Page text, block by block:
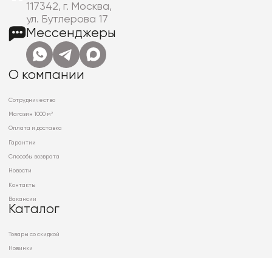
117342, г. Москва,
ул. Бутлерова 17
Мессенджеры
О компании
Сотрудничество
Магазин 1000 м²
Оплата и доставка
Гарантии
Способы возврата
Новости
Контакты
Вакансии
Каталог
Товары со скидкой
Новинки